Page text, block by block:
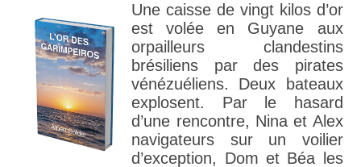
Une caisse de vingt kilos d’or
est volée en Guyane aux
orpailleurs clandestins
brésiliens par des pirates
vénézuéliens. Deux bateaux
explosent. Par le hasard
d’une rencontre, Nina et Alex
navigateurs sur un voilier
d’exception, Dom et Béa les